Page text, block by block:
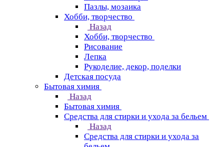
Пазлы, мозаика
Хобби, творчество
Назад
Хобби, творчество
Рисование
Лепка
Рукоделие, декор, поделки
Детская посуда
Бытовая химия
Назад
Бытовая химия
Средства для стирки и ухода за бельем
Назад
Средства для стирки и ухода за